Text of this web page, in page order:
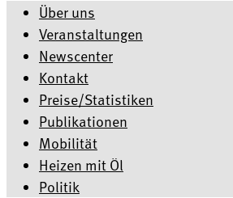
Über uns
Veranstaltungen
Newscenter
Kontakt
Preise/Statistiken
Publikationen
Mobilität
Heizen mit Öl
Politik